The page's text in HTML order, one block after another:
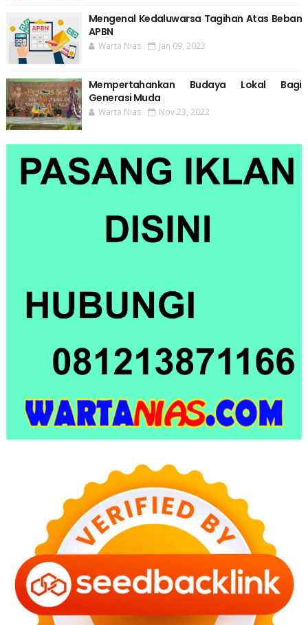
Mengenal Kedaluwarsa Tagihan Atas Beban
APBN
Warta Nias Jan 09, 2023
Mempertahankan Budaya Lokal Bagi
Generasi Muda
Warta Nias Nov 23, 2022